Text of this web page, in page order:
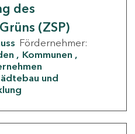
des
(ZSP)
Fördernehmer:
Kommunen
und